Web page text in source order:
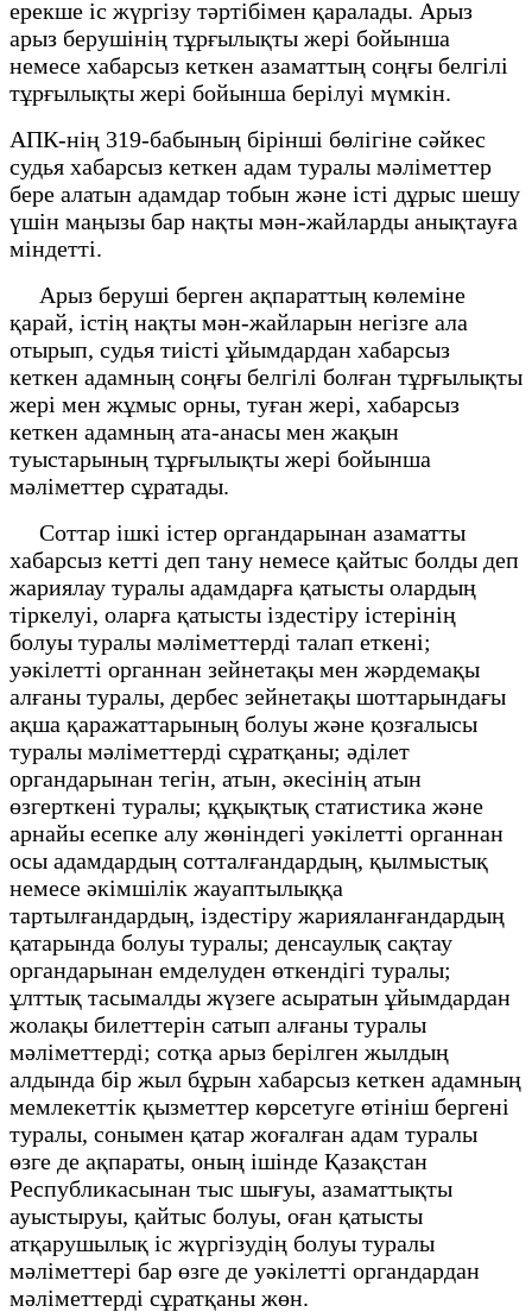
ерекше іс жүргізу тәртібімен қаралады. Арыз
арыз берушінің тұрғылықты жері бойынша
немесе хабарсыз кеткен азаматтың соңғы белгілі
тұрғылықты жері бойынша берілуі мүмкін.
АПК-нің 319-бабының бірінші бөлігіне сәйкес
судья хабарсыз кеткен адам туралы мәліметтер
бере алатын адамдар тобын және істі дұрыс шешу
үшін маңызы бар нақты мән-жайларды анықтауға
міндетті.
Арыз беруші берген ақпараттың көлеміне
қарай, істің нақты мән-жайларын негізге ала
отырып, судья тиісті ұйымдардан хабарсыз
кеткен адамның соңғы белгілі болған тұрғылықты
жері мен жұмыс орны, туған жері, хабарсыз
кеткен адамның ата-анасы мен жақын
туыстарының тұрғылықты жері бойынша
мәліметтер сұратады.
Соттар ішкі істер органдарынан азаматты
хабарсыз кетті деп тану немесе қайтыс болды деп
жариялау туралы адамдарға қатысты олардың
тіркелуі, оларға қатысты іздестіру істерінің
болуы туралы мәліметтерді талап еткені;
уәкілетті органнан зейнетақы мен жәрдемақы
алғаны туралы, дербес зейнетақы шоттарындағы
ақша қаражаттарының болуы және қозғалысы
туралы мәліметтерді сұратқаны; әділет
органдарынан тегін, атын, әкесінің атын
өзгерткені туралы; құқықтық статистика және
арнайы есепке алу жөніндегі уәкілетті органнан
осы адамдардың сотталғандардың, қылмыстық
немесе әкімшілік жауаптылыққа
тартылғандардың, іздестіру жарияланғандардың
қатарында болуы туралы; денсаулық сақтау
органдарынан емделуден өткендігі туралы;
ұлттық тасымалды жүзеге асыратын ұйымдардан
жолақы билеттерін сатып алғаны туралы
мәліметтерді; сотқа арыз берілген жылдың
алдында бір жыл бұрын хабарсыз кеткен адамның
мемлекеттік қызметтер көрсетуге өтініш бергені
туралы, сонымен қатар жоғалған адам туралы
өзге де ақпараты, оның ішінде Қазақстан
Республикасынан тыс шығуы, азаматтықты
ауыстыруы, қайтыс болуы, оған қатысты
атқарушылық іс жүргізудің болуы туралы
мәліметтері бар өзге де уәкілетті органдардан
мәліметтерді сұратқаны жөн.